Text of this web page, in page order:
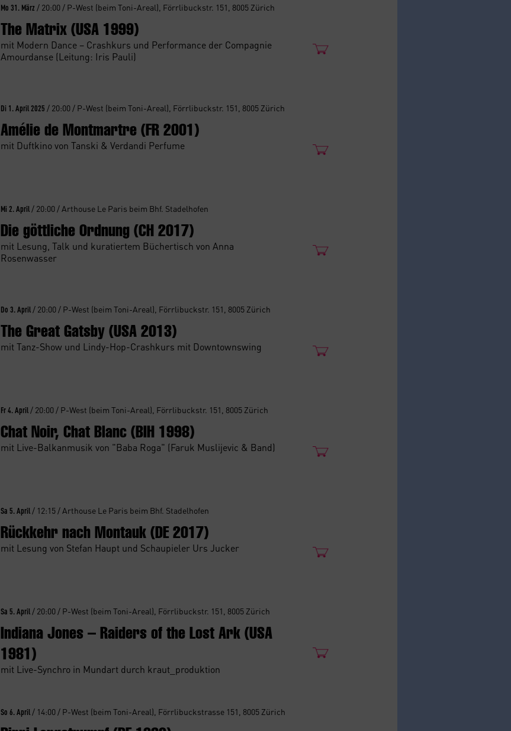
Mo 31. März / 20:00 / P-West (beim Toni-Areal), Förrlibuckstr. 151, 8005 Zürich
The Matrix (USA 1999)
mit Modern Dance – Crashkurs und Performance der Compagnie
Amourdanse (Leitung: Iris Pauli)
Di 1. April 2025 / 20:00 / P-West (beim Toni-Areal), Förrlibuckstr. 151, 8005 Zürich
Amélie de Montmartre (FR 2001)
mit Duftkino von Tanski & Verdandi Perfume
Mi 2. April / 20:00 / Arthouse Le Paris beim Bhf. Stadelhofen
Die göttliche Ordnung (CH 2017)
mit Lesung, Talk und kuratiertem Büchertisch von Anna
Rosenwasser
Do 3. April / 20:00 / P-West (beim Toni-Areal), Förrlibuckstr. 151, 8005 Zürich
The Great Gatsby (USA 2013)
mit Tanz-Show und Lindy-Hop-Crashkurs mit Downtownswing
Fr 4. April / 20:00 / P-West (beim Toni-Areal), Förrlibuckstr. 151, 8005 Zürich
Chat Noir, Chat Blanc (BIH 1998)
mit Live-Balkanmusik von "Baba Roga" (Faruk Muslijevic & Band)
Sa 5. April / 12:15 / Arthouse Le Paris beim Bhf. Stadelhofen
Rückkehr nach Montauk (DE 2017)
mit Lesung von Stefan Haupt und Schaupieler Urs Jucker
Sa 5. April / 20:00 / P-West (beim Toni-Areal), Förrlibuckstr. 151, 8005 Zürich
Indiana Jones – Raiders of the Lost Ark (USA
1981)
mit Live-Synchro in Mundart durch kraut_produktion
So 6. April / 14:00 / P-West (beim Toni-Areal), Förrlibuckstrasse 151, 8005 Zürich